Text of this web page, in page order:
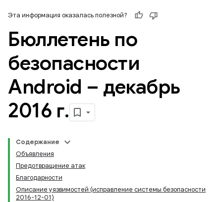
Эта информация оказалась полезной?
Бюллетень по
безопасности
Android – декабрь
2016 г.
Содержание
Объявления
Предотвращение атак
Благодарности
Описание уязвимостей (исправление системы безопасности
2016-12-01)